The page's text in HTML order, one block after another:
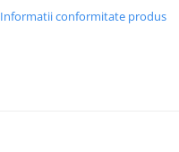
Informatii conformitate produs